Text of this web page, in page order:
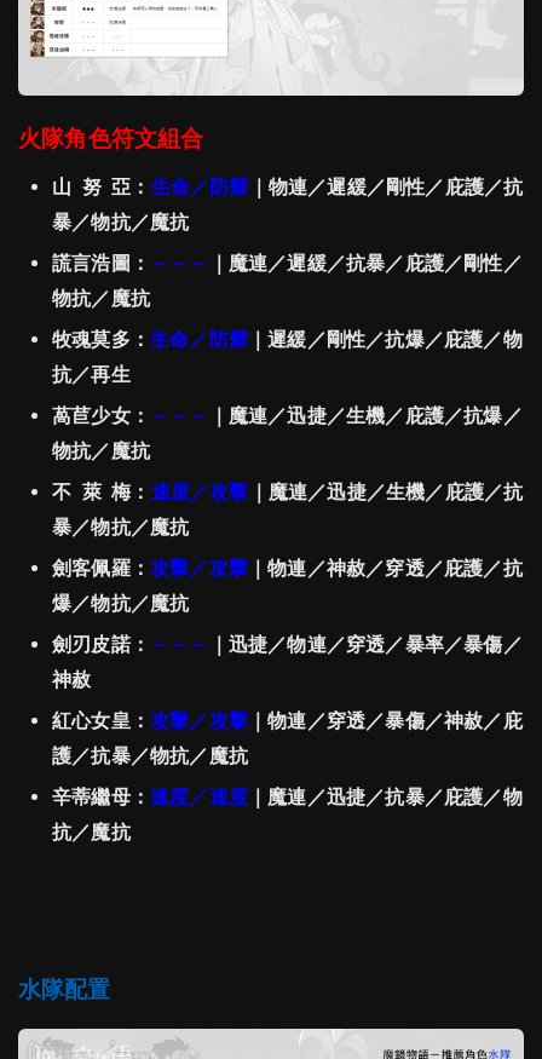
火隊角色符文組合
山 努 亞： 生命／防禦 ｜物連／遲緩／剛性／庇護／抗
暴／物抗／魔抗
謊言浩圖： －－－ ｜魔連／遲緩／抗暴／庇護／剛性／
物抗／魔抗
牧魂莫多： 生命／防禦 ｜遲緩／剛性／抗爆／庇護／物
抗／再生
萵苣少女： －－－ ｜魔連／迅捷／生機／庇護／抗爆／
物抗／魔抗
不 萊 梅： 速度／攻擊 ｜魔連／迅捷／生機／庇護／抗
暴／物抗／魔抗
劍客佩羅： 攻擊／攻擊 ｜物連／神赦／穿透／庇護／抗
爆／物抗／魔抗
劍刃皮諾： －－－ ｜迅捷／物連／穿透／暴率／暴傷／
神赦
紅心女皇： 攻擊／攻擊 ｜物連／穿透／暴傷／神赦／庇
護／抗暴／物抗／魔抗
辛蒂繼母： 速度／速度 ｜魔連／迅捷／抗暴／庇護／物
抗／魔抗
水隊配置